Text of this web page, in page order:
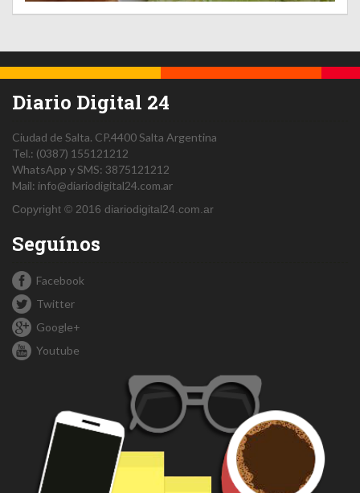
Diario Digital 24
Ciudad de Salta. CP.4400Salta Argentina
Tel.: (0387) 155121212
WhatsApp y SMS: 3875121212
Mail: info@diariodigital24.com.ar
Copyright © 2016 diariodigital24.com.ar
Seguínos
Facebook
Twitter
Google+
Youtube